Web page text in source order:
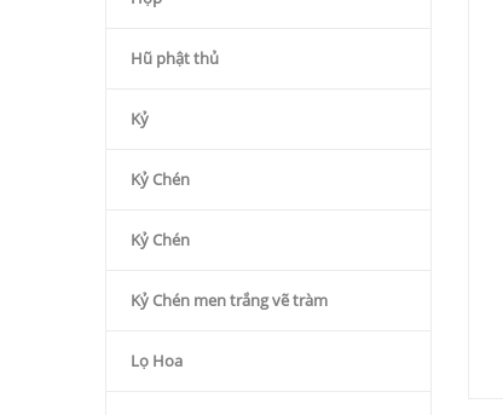
Hũ phật thủ
Kỷ
Kỷ Chén
Kỷ Chén
Kỷ Chén men trắng vẽ tràm
Lọ Hoa